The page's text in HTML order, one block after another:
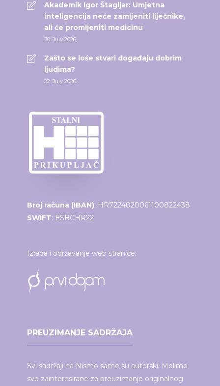
Akademik Igor Štagljar: Umjetna
inteligencija neće zamijeniti liječnike,
ali će promijeniti medicinu
30. July 2026.
Zašto se loše stvari događaju dobrim
ljudima?
22. July 2026.
Broj računa (IBAN): HR7224020061100822438
SWIFT: ESBCHR22
Izrada i održavanje web stranice:
PREUZIMANJE SADRŽAJA
Svi sadržaji na Nismo same su autorski. Molimo
sve zainteresirane za preuzimanje originalnog